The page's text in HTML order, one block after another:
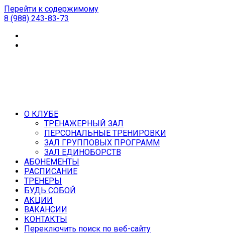
Перейти к содержимому
8 (988) 243-83-73
О КЛУБЕ
ТРЕНАЖЕРНЫЙ ЗАЛ
ПЕРСОНАЛЬНЫЕ ТРЕНИРОВКИ
ЗАЛ ГРУППОВЫХ ПРОГРАММ
ЗАЛ ЕДИНОБОРСТВ
АБОНЕМЕНТЫ
РАСПИСАНИЕ
ТРЕНЕРЫ
БУДЬ СОБОЙ
АКЦИИ
ВАКАНСИИ
КОНТАКТЫ
Переключить поиск по веб-сайту